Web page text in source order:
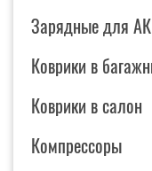
Зарядные для
Коврики в
Коврики в салон
Компрессоры